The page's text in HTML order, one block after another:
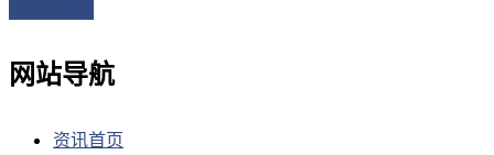
网站导航
资讯首页